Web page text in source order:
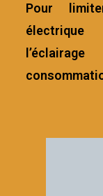
Pour